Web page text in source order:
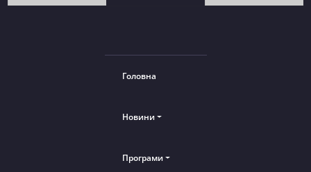
Головна
Новини
Програми